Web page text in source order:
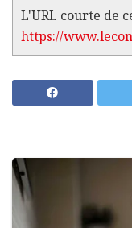
L'URL courte de
https://